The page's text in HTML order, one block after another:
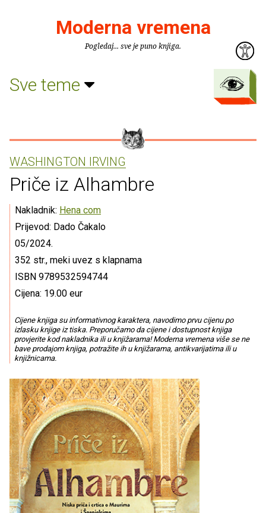
Moderna vremena
Pogledaj... sve je puno knjiga.
Sve teme
WASHINGTON IRVING
Priče iz Alhambre
Nakladnik: Hena com
Prijevod: Dado Čakalo
05/2024.
352 str., meki uvez s klapnama
ISBN 9789532594744
Cijena: 19.00 eur
Cijene knjiga su informativnog karaktera, navodimo prvu cijenu po
izlasku knjige iz tiska. Preporučamo da cijene i dostupnost knjiga
provjerite kod nakladnika ili u knjižarama! Moderna vremena više se ne
bave prodajom knjiga, potražite ih u knjižarama, antikvarijatima ili u
knjižnicama.